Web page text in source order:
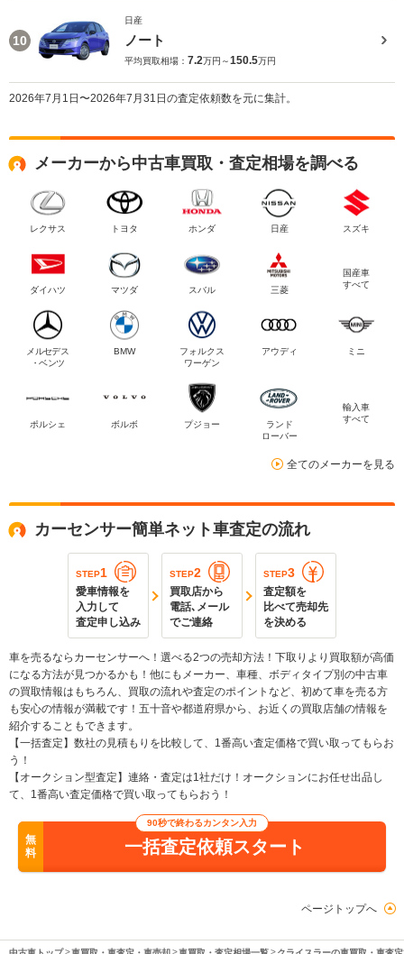
10
日産
ノート
平均買取相場： 7.2万円～150.5万円
2026年7月1日〜2026年7月31日の査定依頼数を元に集計。
メーカーから中古車買取・査定相場を調べる
レクサス トヨタ ホンダ 日産 スズキ
ダイハツ マツダ スバル 三菱
国産車
すべて
メルセデス
・ベンツ
BMW
フォルクス
ワーゲン
アウディ ミニ
ポルシェ ボルボ プジョー
ランド
ローバー
輸入車
すべて
全てのメーカーを見る
カーセンサー簡単ネット車査定の流れ
STEP1
愛車情報を
入力して
査定申し込み
STEP2
買取店から
電話､メール
でご連絡
STEP3
査定額を
比べて売却先
を決める
車を売るならカーセンサーへ！選べる2つの売却方法！下取りより買取額が高価
になる方法が見つかるかも！他にもメーカー、車種、ボディタイプ別の中古車
の買取情報はもちろん、買取の流れや査定のポイントなど、初めて車を売る方
も安心の情報が満載です！五十音や都道府県から、お近くの買取店舗の情報を
紹介することもできます。
【一括査定】数社の見積もりを比較して、1番高い査定価格で買い取ってもらお
う！
【オークション型査定】連絡・査定は1社だけ！オークションにお任せ出品し
て、1番高い査定価格で買い取ってもらおう！
無
料
90秒で終わるカンタン入力
一括査定依頼スタート
ページトップへ